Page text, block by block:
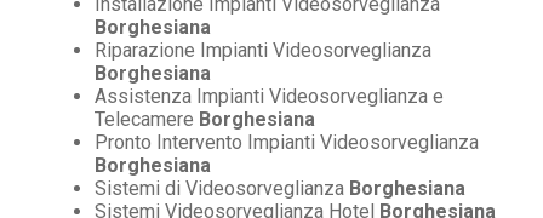
Borghesiana
Riparazione Impianti Videosorveglianza
Borghesiana
Assistenza Impianti Videosorveglianza e
Telecamere Borghesiana
Pronto Intervento Impianti Videosorveglianza
Borghesiana
Sistemi di Videosorveglianza Borghesiana
Sistemi Videosorveglianza Hotel Borghesiana